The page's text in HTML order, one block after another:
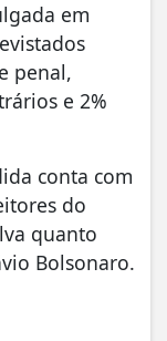
em
penal,
e 2%
conta com
do
quanto
Bolsonaro.